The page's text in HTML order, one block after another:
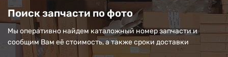
Поиск запчасти по фото
Мы оперативно найдем каталожный номер запчасти и
сообщим Вам её стоимость, а также сроки доставки